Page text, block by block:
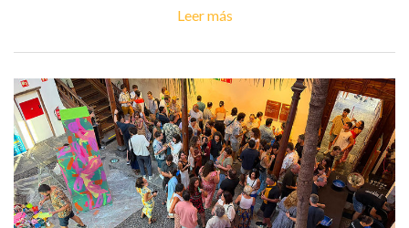
Leer más